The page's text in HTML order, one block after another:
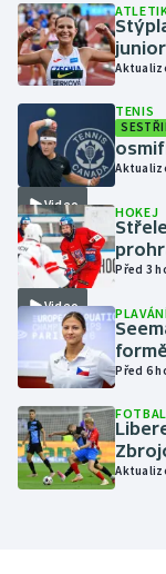
Jezdectví
Judo
Krasobruslení
Lezení
Lyže a
Moderní pětiboj
Motorsport
Olympijské hry
Parasport
Plavání
Video
TENIS
Video
HOKEJ
Před 3
Před 6
FOTBAL